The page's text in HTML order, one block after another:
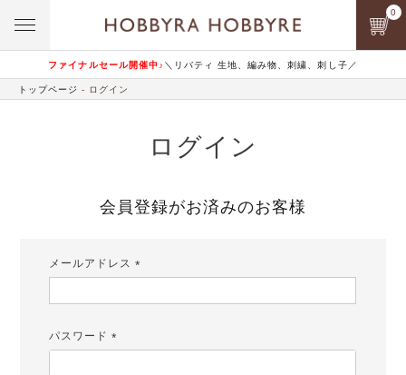
ファイナルセール開催中♪ ＼リバティ 生地、編み物、刺繍、刺し子／
0
トップページ ログイン
ログイン
会員登録がお済みのお客様
メールアドレス
パスワード